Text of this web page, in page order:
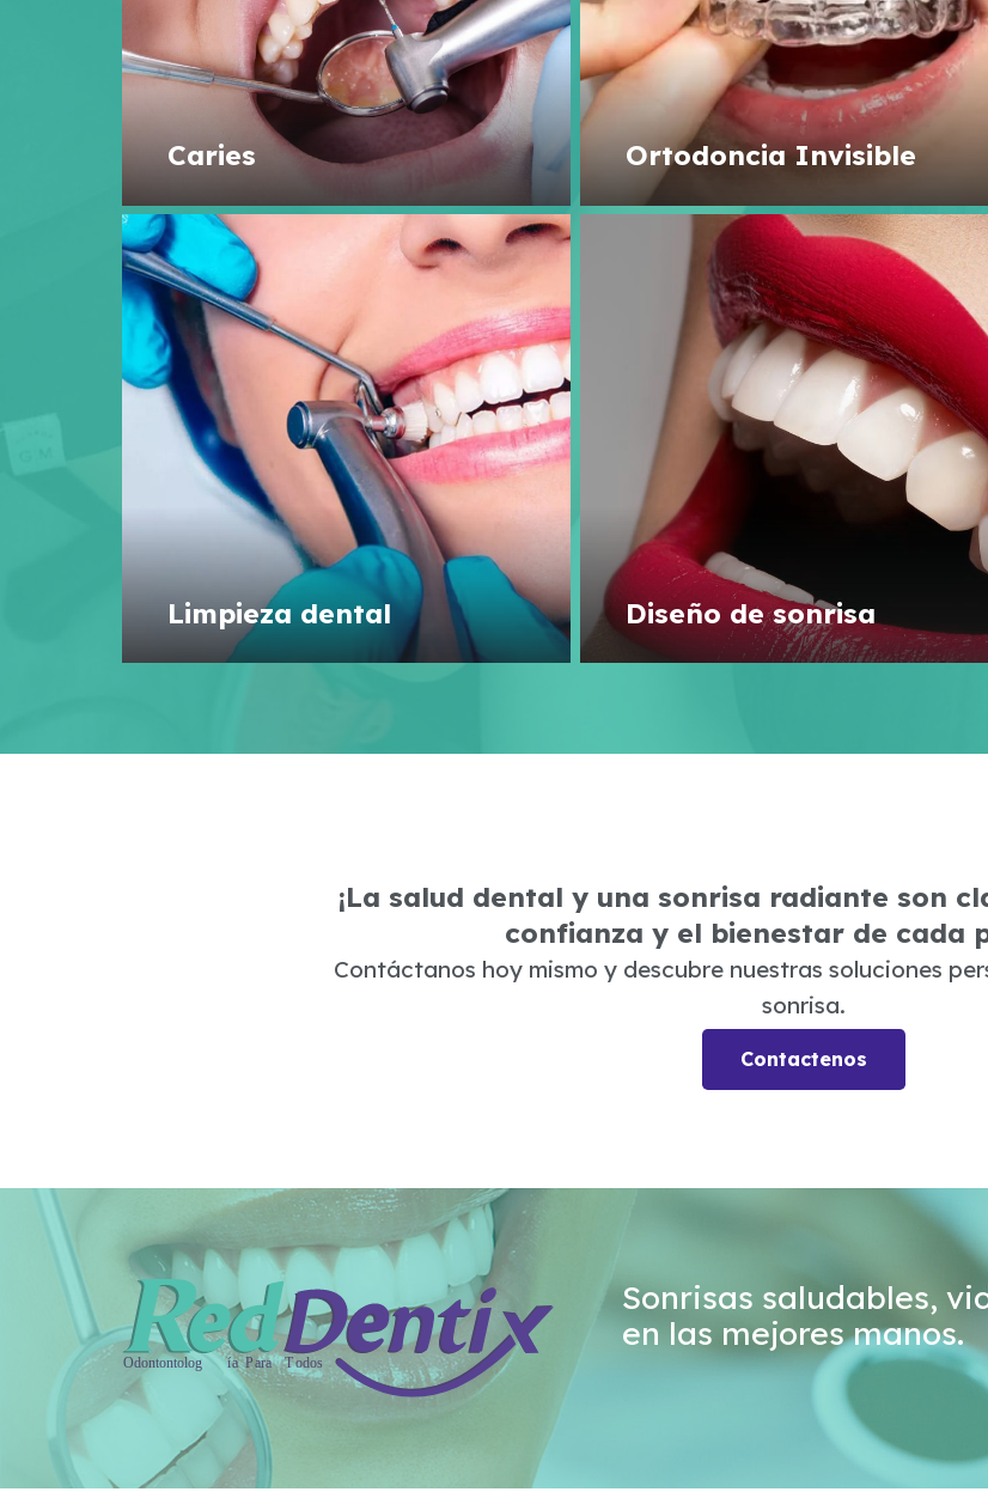
Caries Ortodoncia Invisible
Limpieza dental Diseño de sonrisa
¡La salud dental y una sonrisa radiante son
confianza y el bienestar de cada
Contáctanos hoy mismo y descubre nuestras soluciones
sonrisa.
Contactenos
Sonrisas saludables,
en las mejores manos.